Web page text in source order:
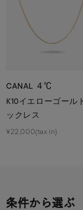
CANAL ４℃
K10イエローゴール
ックレス
¥22,000(tax in)
条件から選ぶ